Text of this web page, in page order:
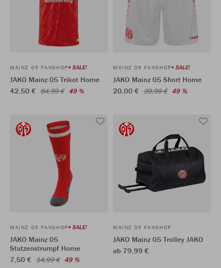
MAINZ 05 FANSHOP SALE!
JAKO Mainz 05 Trikot Home
42,50 € 84,99 € 49 %
MAINZ 05 FANSHOP SALE!
JAKO Mainz 05 Short Home
20,00 € 39,99 € 49 %
MAINZ 05 FANSHOP SALE!
JAKO Mainz 05
Stutzenstrumpf Home
7,50 € 14,99 € 49 %
MAINZ 05 FANSHOP
JAKO Mainz 05 Trolley JAKO
ab 79,99 €